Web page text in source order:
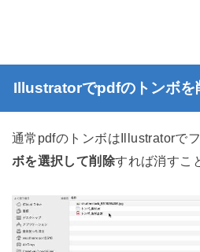
Illustratorでpdfのトンボを
通常pdfのトンボはIllustratorで
ボを選択して削除すれば消すこ